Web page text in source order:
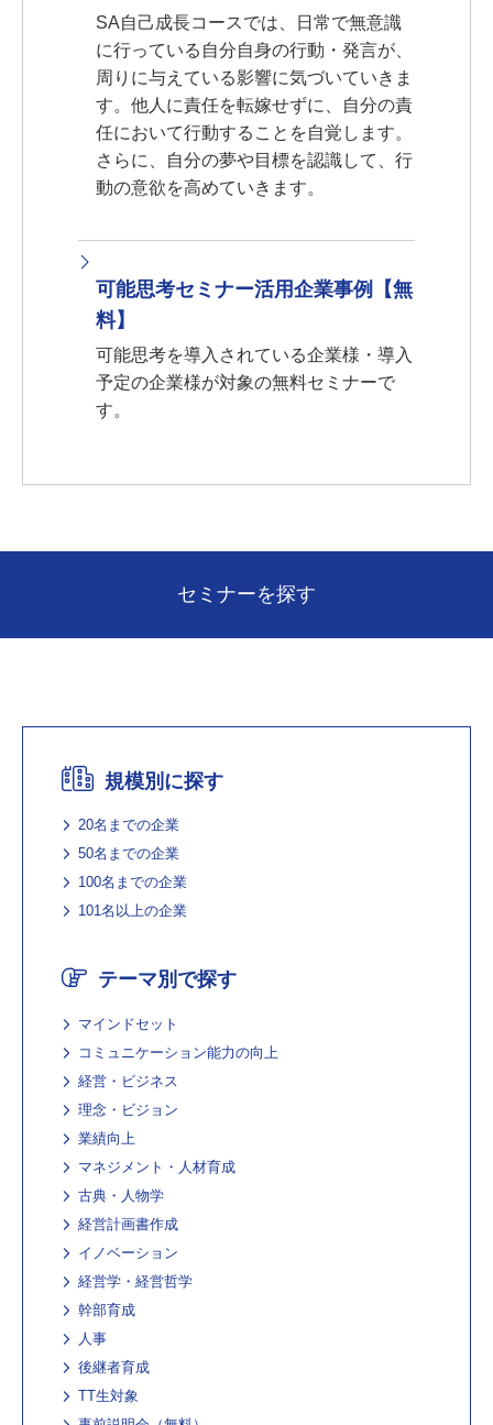
SA自己成長コースでは、日常で無意識
に行っている自分自身の行動・発言が、
周りに与えている影響に気づいていきま
す。他人に責任を転嫁せずに、自分の責
任において行動することを自覚します。
さらに、自分の夢や目標を認識して、行
動の意欲を高めていきます。
可能思考セミナー活用企業事例【無
料】
可能思考を導入されている企業様・導入
予定の企業様が対象の無料セミナーで
す。
セミナーを探す
規模別に探す
20名までの企業
50名までの企業
100名までの企業
101名以上の企業
テーマ別で探す
マインドセット
コミュニケーション能力の向上
経営・ビジネス
理念・ビジョン
業績向上
マネジメント・人材育成
古典・人物学
経営計画書作成
イノベーション
経営学・経営哲学
幹部育成
人事
後継者育成
TT生対象